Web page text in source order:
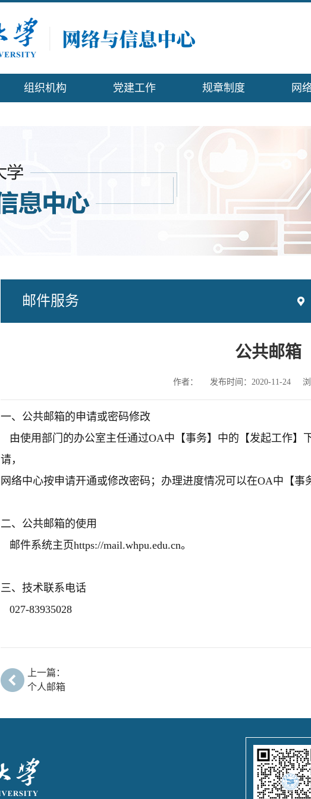
组织机构 党建工作 规章制度 网
邮件服务
公共邮箱
作者： 发布时间：2020-11-24
一、公共邮箱的申请或密码修改
由使用部门的办公室主任通过OA中【事务】中的【发起工作】
请，
网络中心按申请开通或修改密码；办理进度情况可以在OA中【事
二、公共邮箱的使用
邮件系统主页https://mail.whpu.edu.cn。
三、技术联系电话
027-83935028
上一篇：
个人邮箱